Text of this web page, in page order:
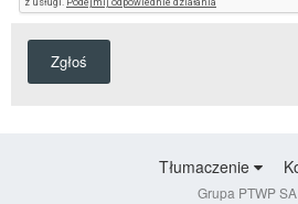
Zgłoś
Tłumaczenie
Grupa PTWP SA